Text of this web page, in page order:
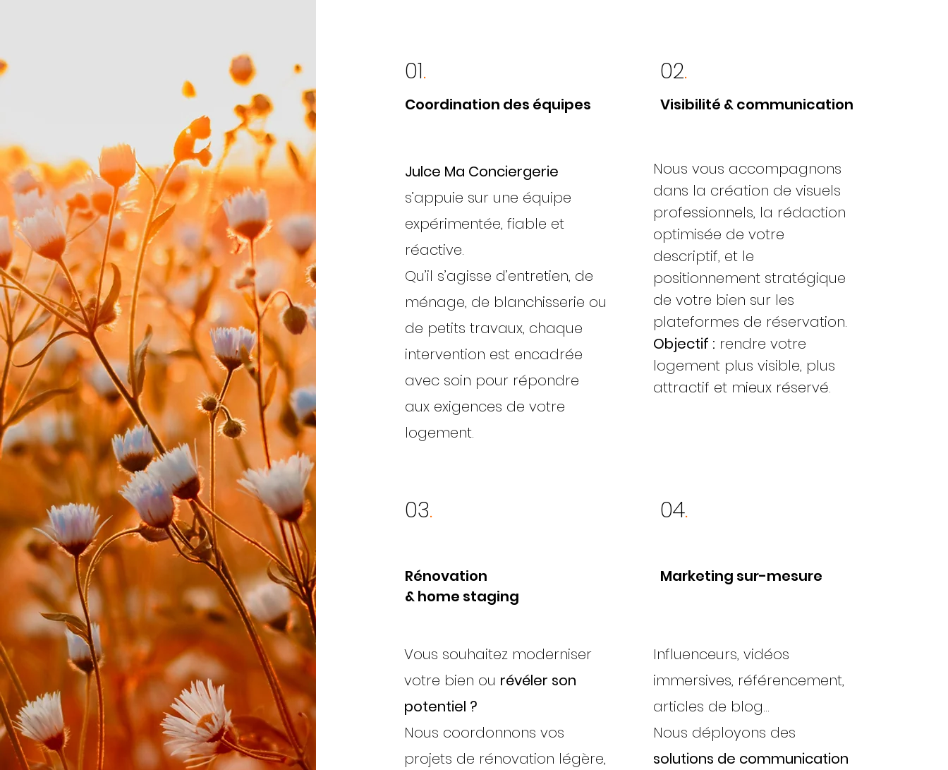
01.
Coordination des équipes
Julce Ma Conciergerie
s’appuie sur une équipe
expérimentée, fiable et
réactive.
Qu’il s’agisse d’entretien, de
ménage, de blanchisserie ou
de petits travaux, chaque
intervention est encadrée
avec soin pour répondre
aux exigences de votre
logement.
02.
Visibilité & communication
Nous vous accompagnons
dans la création de visuels
professionnels, la rédaction
optimisée de votre
descriptif, et le
positionnement stratégique
de votre bien sur les
plateformes de réservation.
Objectif : rendre votre
logement plus visible, plus
attractif et mieux réservé.
03.
Rénovation
& home staging
Vous souhaitez moderniser
votre bien ou révéler son
potentiel ?
Nous coordonnons vos
projets de rénovation légère,
04.
Marketing sur-mesure
Influenceurs, vidéos
immersives, référencement,
articles de blog...
Nous déployons des
solutions de communication